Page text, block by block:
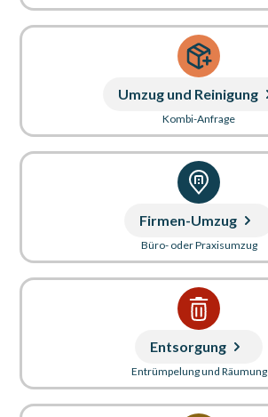
Umzug und Reinigung
Kombi-Anfrage
Firmen-Umzug
Büro- oder Praxisumzug
Entsorgung
Entrümpelung und Räumung